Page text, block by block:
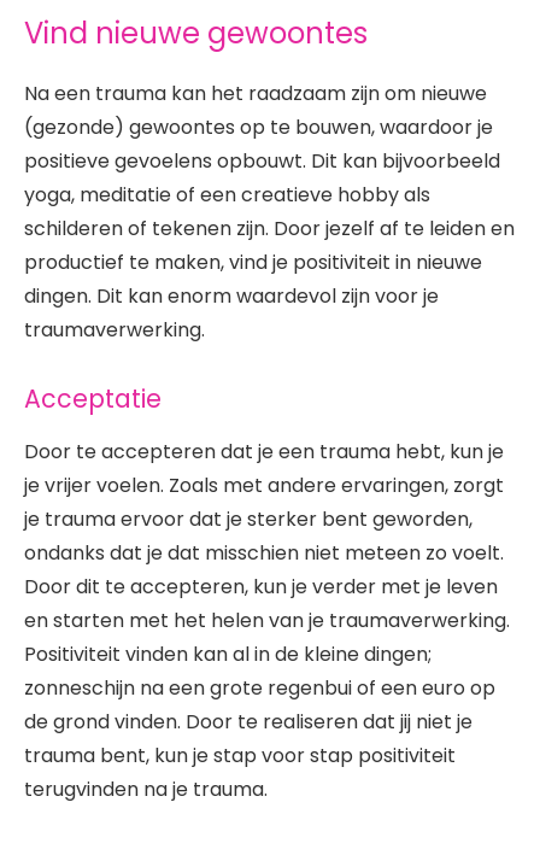
Vind nieuwe gewoontes
Na een trauma kan het raadzaam zijn om nieuwe
(gezonde) gewoontes op te bouwen, waardoor je
positieve gevoelens opbouwt. Dit kan bijvoorbeeld
yoga, meditatie of een creatieve hobby als
schilderen of tekenen zijn. Door jezelf af te leiden en
productief te maken, vind je positiviteit in nieuwe
dingen. Dit kan enorm waardevol zijn voor je
traumaverwerking.
Acceptatie
Door te accepteren dat je een trauma hebt, kun je
je vrijer voelen. Zoals met andere ervaringen, zorgt
je trauma ervoor dat je sterker bent geworden,
ondanks dat je dat misschien niet meteen zo voelt.
Door dit te accepteren, kun je verder met je leven
en starten met het helen van je traumaverwerking.
Positiviteit vinden kan al in de kleine dingen;
zonneschijn na een grote regenbui of een euro op
de grond vinden. Door te realiseren dat jij niet je
trauma bent, kun je stap voor stap positiviteit
terugvinden na je trauma.